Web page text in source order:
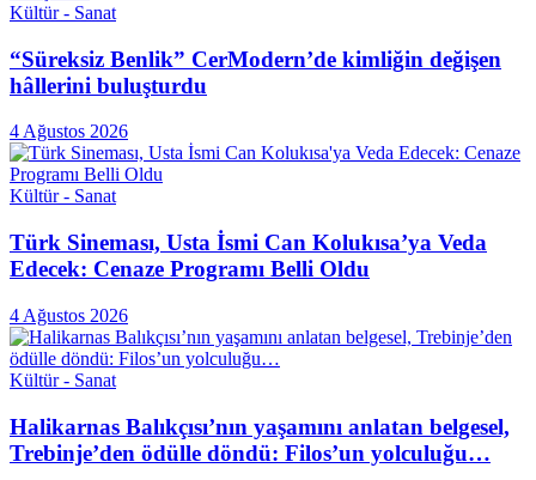
Kültür - Sanat
“Süreksiz Benlik” CerModern’de kimliğin değişen
hâllerini buluşturdu
4 Ağustos 2026
Kültür - Sanat
Türk Sineması, Usta İsmi Can Kolukısa’ya Veda
Edecek: Cenaze Programı Belli Oldu
4 Ağustos 2026
Kültür - Sanat
Halikarnas Balıkçısı’nın yaşamını anlatan belgesel,
Trebinje’den ödülle döndü: Filos’un yolculuğu…